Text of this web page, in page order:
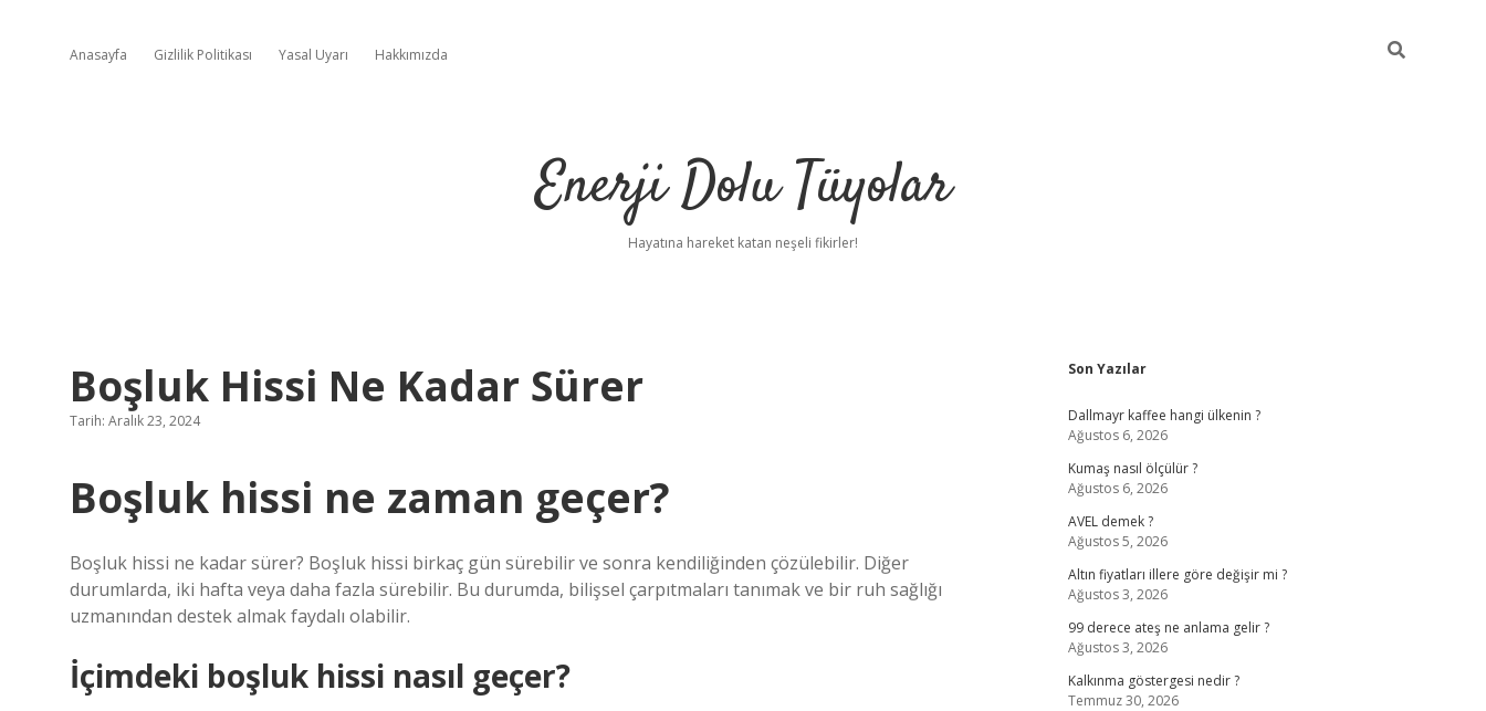
Anasayfa Gizlilik Politikası Yasal Uyarı Hakkımızda
Enerji Dolu Tüyolar
Hayatına hareket katan neşeli fikirler!
Boşluk Hissi Ne Kadar Sürer
Tarih: Aralık 23, 2024
Boşluk hissi ne zaman geçer?
Boşluk hissi ne kadar sürer? Boşluk hissi birkaç gün sürebilir ve sonra kendiliğinden çözülebilir. Diğer
durumlarda, iki hafta veya daha fazla sürebilir. Bu durumda, bilişsel çarpıtmaları tanımak ve bir ruh sağlığı
uzmanından destek almak faydalı olabilir.
İçimdeki boşluk hissi nasıl geçer?
Sidebar
Son Yazılar
Dallmayr kaffee hangi ülkenin ?
Ağustos 6, 2026
Kumaş nasıl ölçülür ?
Ağustos 6, 2026
AVEL demek ?
Ağustos 5, 2026
Altın fiyatları illere göre değişir mi ?
Ağustos 3, 2026
99 derece ateş ne anlama gelir ?
Ağustos 3, 2026
Kalkınma göstergesi nedir ?
Temmuz 30, 2026
ilbet yeni giriş